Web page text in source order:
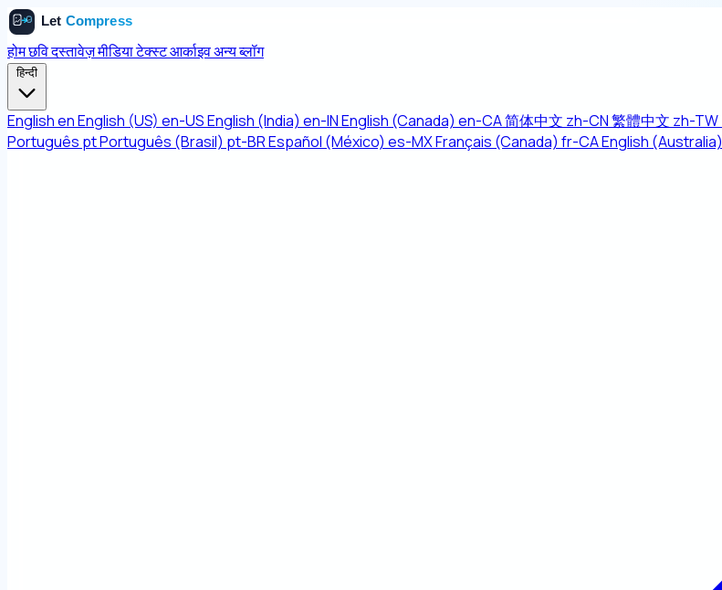
होमछविदस्तावेज़मीडियाटेक्स्टआर्काइवअन्यब्लॉग
हिन्दी
EnglishenEnglish (US) en-USEnglish (India) en-INEnglish (Canada) en-CA简体中文 zh-CN繁體中文 zh-TW
Português ptPortuguês (Brasil) pt-BREspañol (México) es-MXFrançais (Canada) fr-CAEnglish (Australia)